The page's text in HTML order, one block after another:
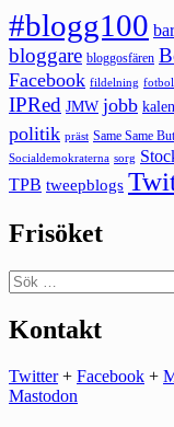
#blogg100
bloggare bloggosfären
Facebook fildelning
IPRed JMW jobb
politik präst Same Same
Socialdemokraterna sorg
TPB tweepblogs
Frisöket
Sök
efter:
Kontakt
Twitter+ Facebook +
Mastodon